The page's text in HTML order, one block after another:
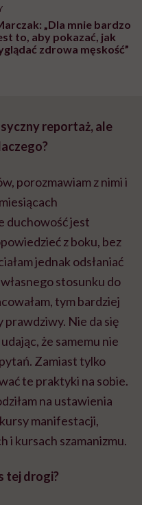
„Dla mnie bardzo
to, aby pokazać, jak
zdrowa męskość”
reportaż, ale
porozmawiam z nimi i
duchowość jest
z boku, bez
jednak odsłaniać
stosunku do
tym bardziej
prawdziwy. Nie da się
że samemu nie
Zamiast tylko
te praktyki na sobie.
na ustawienia
manifestacji,
i kursach szamanizmu.
tej drogi?